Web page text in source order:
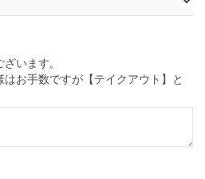
います。
お手数ですが【テイクアウト】と